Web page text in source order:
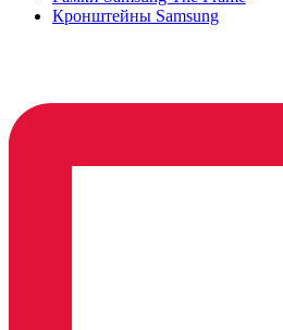
Кронштейны Samsung